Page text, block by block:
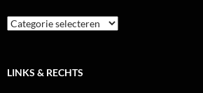
Categorieën
LINKS & RECHTS